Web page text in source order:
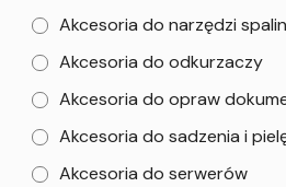
Akcesoria do narzędzi
Akcesoria do odkurzaczy
Akcesoria do opraw
Akcesoria do sadzenia i
Akcesoria do serwerów